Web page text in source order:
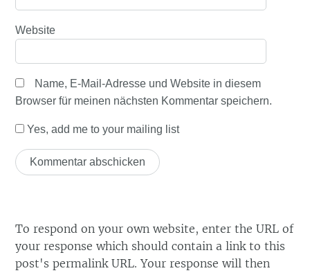
Website
Name, E-Mail-Adresse und Website in diesem
Browser für meinen nächsten Kommentar speichern.
Yes, add me to your mailing list
To respond on your own website, enter the URL of
your response which should contain a link to this
post's permalink URL. Your response will then